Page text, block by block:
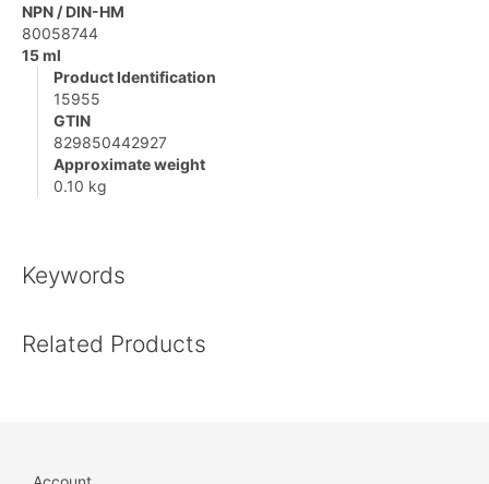
NPN / DIN-HM
80058744
15 ml
Product Identification
15955
GTIN
829850442927
Approximate weight
0.10 kg
Keywords
Related Products